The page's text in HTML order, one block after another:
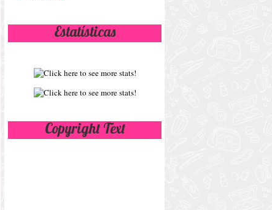
Estatísticas
Copyright Text